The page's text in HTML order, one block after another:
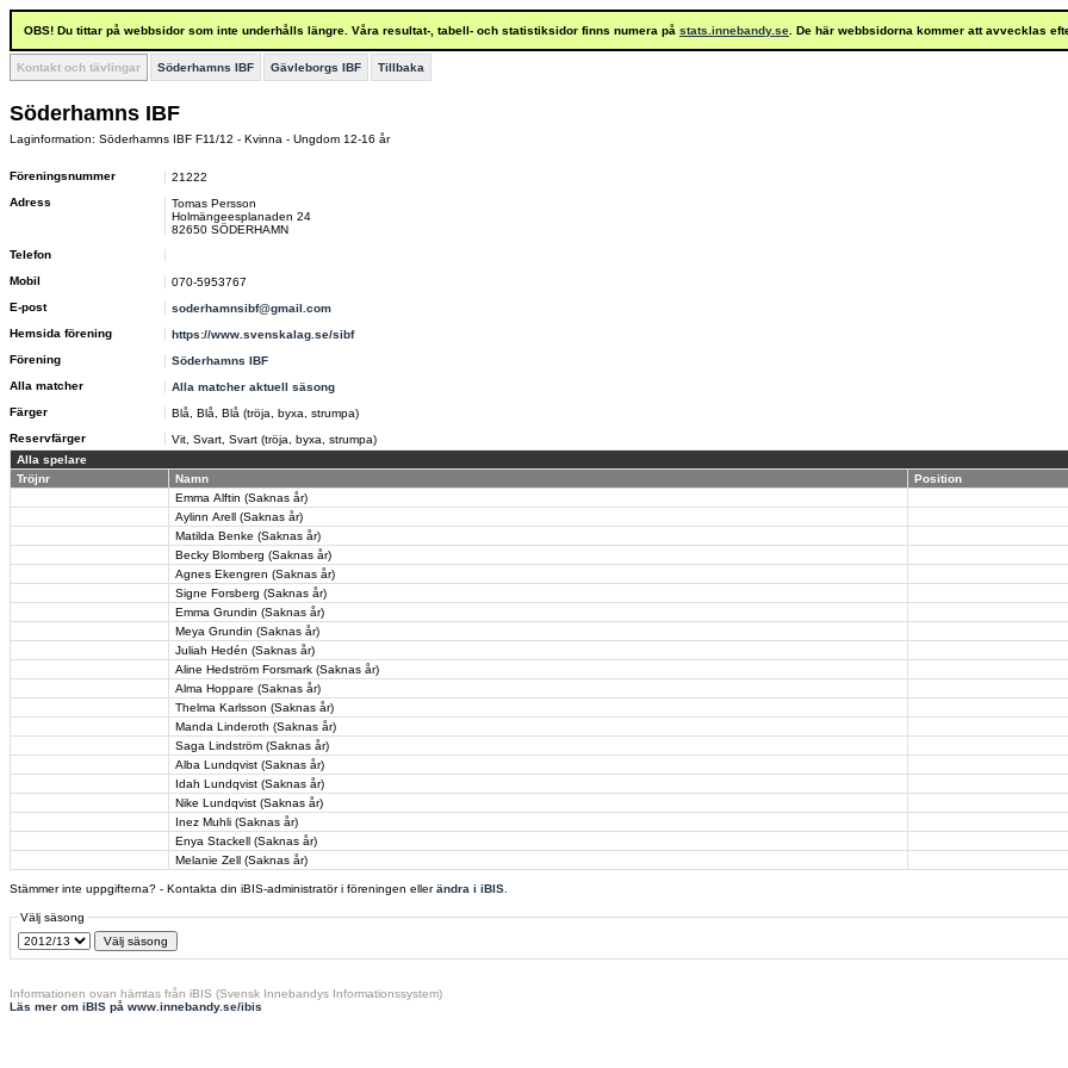
OBS! Du tittar på webbsidor som inte underhålls längre. Våra resultat-, tabell- och statistiksidor finns numera på stats.innebandy.se . De här webbsidorna kommer att avvecklas
Kontakt och tävlingar Söderhamns IBF Gävleborgs IBF Tillbaka
Söderhamns IBF
Laginformation: Söderhamns IBF F11/12 - Kvinna - Ungdom 12-16 år
Föreningsnummer
21222
Adress
Tomas Persson
Holmängeesplanaden 24
82650 SÖDERHAMN
Telefon
Mobil
070-5953767
E-post
soderhamnsibf@gmail.com
Hemsida förening
https://www.svenskalag.se/sibf
Förening
Söderhamns IBF
Alla matcher
Alla matcher aktuell säsong
Färger
Blå, Blå, Blå (tröja, byxa, strumpa)
Reservfärger
Vit, Svart, Svart (tröja, byxa, strumpa)
Alla spelare
Tröjnr
Namn
Position
Emma Alftin (Saknas år)
Aylinn Arell (Saknas år)
Matilda Benke (Saknas år)
Becky Blomberg (Saknas år)
Agnes Ekengren (Saknas år)
Signe Forsberg (Saknas år)
Emma Grundin (Saknas år)
Meya Grundin (Saknas år)
Juliah Hedén (Saknas år)
Aline Hedström Forsmark (Saknas år)
Alma Hoppare (Saknas år)
Thelma Karlsson (Saknas år)
Manda Linderoth (Saknas år)
Saga Lindström (Saknas år)
Alba Lundqvist (Saknas år)
Idah Lundqvist (Saknas år)
Nike Lundqvist (Saknas år)
Inez Muhli (Saknas år)
Enya Stackell (Saknas år)
Melanie Zell (Saknas år)
Stämmer inte uppgifterna? - Kontakta din iBIS-administratör i föreningen ellerändra i iBIS
Välj säsong
Informationen ovan hämtas från iBIS (Svensk Innebandys Informationssystem)
Läs mer om iBIS på www.innebandy.se/ibis